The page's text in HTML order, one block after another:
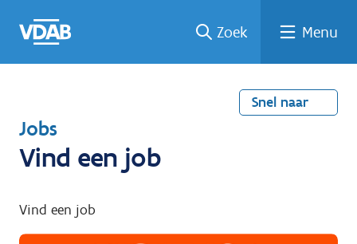
naar
een
een
job
naar
Zoek Menu
Snel naar
T
e
u
g
Jobs
Vind een job
Vind een job